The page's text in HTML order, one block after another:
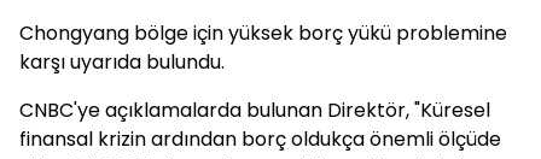
Chongyang bölge için yüksek borç yükü problemine
karşı uyarıda bulundu.
CNBC'ye açıklamalarda bulunan Direktör, "Küresel
finansal krizin ardından borç oldukça önemli ölçüde